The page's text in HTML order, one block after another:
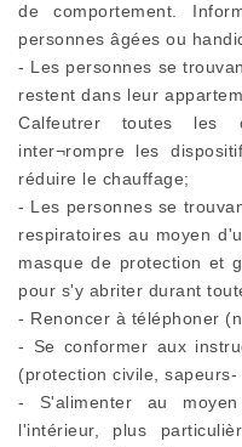
de comportement.
personnes âgées ou
- Les personnes se
restent dans leur
Calfeutrer toutes les
inter¬rompre les
réduire le chauffage;
- Les personnes se
respiratoires au moyen
masque de protection et
pour s'y abriter durant
- Renoncer à téléphoner
- Se conformer aux
(protection civile,
- S'alimenter au
l'intérieur, plus